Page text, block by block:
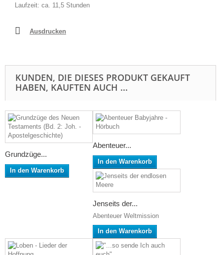
Laufzeit: ca. 11,5 Stunden
Ausdrucken
KUNDEN, DIE DIESES PRODUKT GEKAUFT
HABEN, KAUFTEN AUCH ...
Grundzüge...
In den Warenkorb
Abenteuer...
In den Warenkorb
Jenseits der...
Abenteuer Weltmission
In den Warenkorb